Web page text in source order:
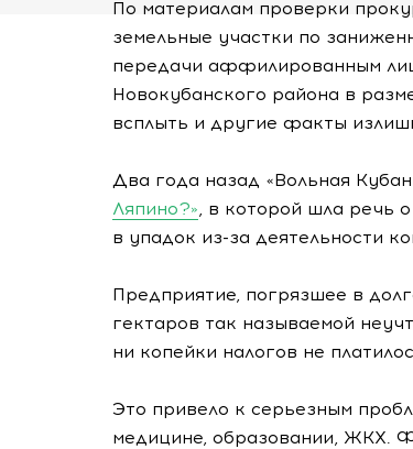
По материалам проверки
земельные участки по
передачи аффилированным
Новокубанского района в
всплыть и другие факты
Два года назад «Вольная
Ляпино?», в которой шла речь
в упадок из-за деятельности
Предприятие, погрязшее в
гектаров так называемой
ни копейки налогов не
Это привело к серьезным
медицине, образовании, ЖКХ.